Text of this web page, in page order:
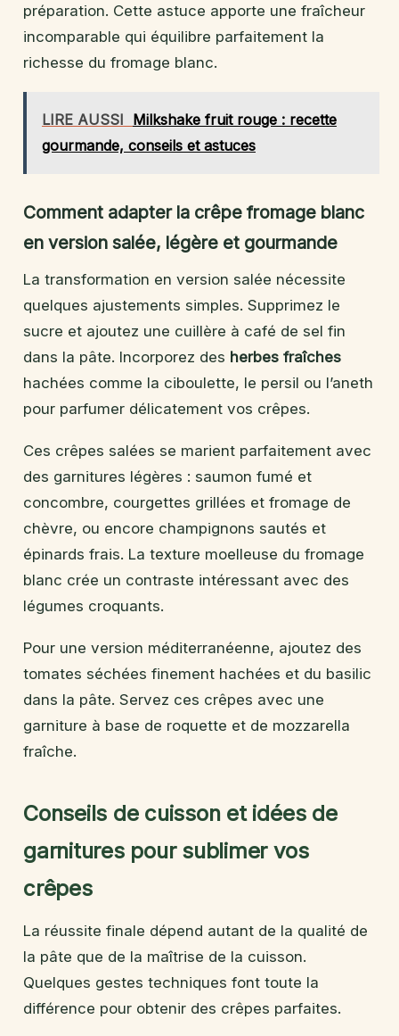
préparation. Cette astuce apporte une fraîcheur
incomparable qui équilibre parfaitement la
richesse du fromage blanc.
LIRE AUSSI Milkshake fruit rouge : recette
gourmande, conseils et astuces
Comment adapter la crêpe fromage blanc
en version salée, légère et gourmande
La transformation en version salée nécessite
quelques ajustements simples. Supprimez le
sucre et ajoutez une cuillère à café de sel fin
dans la pâte. Incorporez des herbes fraîches
hachées comme la ciboulette, le persil ou l’aneth
pour parfumer délicatement vos crêpes.
Ces crêpes salées se marient parfaitement avec
des garnitures légères : saumon fumé et
concombre, courgettes grillées et fromage de
chèvre, ou encore champignons sautés et
épinards frais. La texture moelleuse du fromage
blanc crée un contraste intéressant avec des
légumes croquants.
Pour une version méditerranéenne, ajoutez des
tomates séchées finement hachées et du basilic
dans la pâte. Servez ces crêpes avec une
garniture à base de roquette et de mozzarella
fraîche.
Conseils de cuisson et idées de
garnitures pour sublimer vos
crêpes
La réussite finale dépend autant de la qualité de
la pâte que de la maîtrise de la cuisson.
Quelques gestes techniques font toute la
différence pour obtenir des crêpes parfaites.